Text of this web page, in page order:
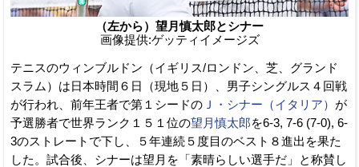
（左から）望月慎太郎とシナー
画像提供:ゲッティイメージズ
テニスのウィンブルドン（イギリス/ロンドン、芝、グランド
スラム）は日本時間６日（現地５日）、男子シングルス４回戦
が行われ、前年王者で第１シードの Ｊ・シナー（イタリア） が
予選勝者で世界ランク１５１位の望月慎太郎を6-3, 7-6 (7-0), 6-
3のストレートで下し、５年連続５度目のベスト８進出を果た
した。試合後、シナーは望月を「素晴らしい選手だ」と称賛し